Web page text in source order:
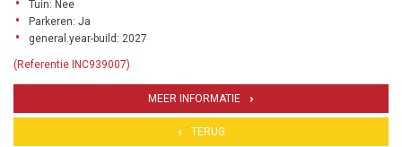
Tuin: Nee
Parkeren: Ja
general.year-build: 2027
(Referentie INC939007)
MEER INFORMATIE
TERUG